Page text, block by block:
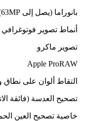
بانوراما (يصل إلى 63MP)
أنماط تصوير فوتوغرافي
تصوير ماكرو
Apple ProRAW
التقاط ألوان على
تصحيح العدسة (فائقة
خاصية تصحيح العين